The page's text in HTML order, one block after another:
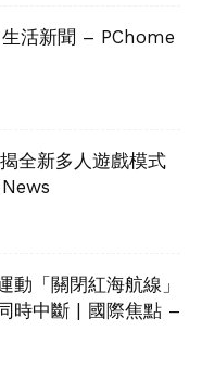
生活新聞 – PChome
全新多人遊戲模式
動「關閉紅海航線」
時中斷 | 國際焦點 –